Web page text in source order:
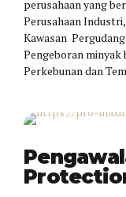
perusahaan yang
Perusahaan
Kawasan
Pengeboran
Perkebunan dan